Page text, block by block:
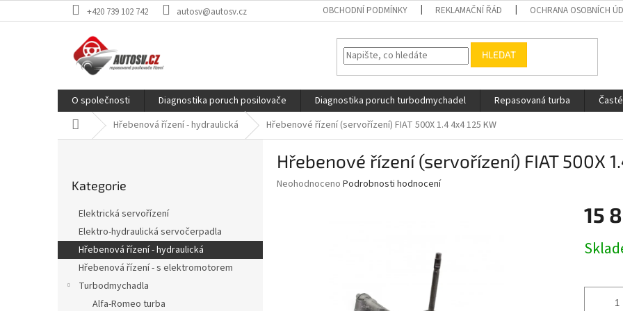
na
+420 739 102 742 autosv@autosv.cz OBCHODNÍ PODMÍNKY REKLAMAČNÍ ŘÁD OCHRANA OSOBNÍCH
HLEDAT
O společnosti Diagnostika poruch posilovače Diagnostika poruch turbodmychadel Repasovaná turba
Domů Hřebenová řízení - hydraulická Hřebenové řízení (servořízení) FIAT 500X 1.4 4x4 125 KW
n
kategorie
Kategorie
Elektrická servořízení
Elektro-hydraulická servočerpadla
Hřebenová řízení - hydraulická
Hřebenová řízení - s elektromotorem
Turbodmychadla
Alfa-Romeo turba
Hřebenové řízení (servořízení) FIAT 500X
Průměrné
Neohodnoceno Podrobnosti hodnocení
15
cena: